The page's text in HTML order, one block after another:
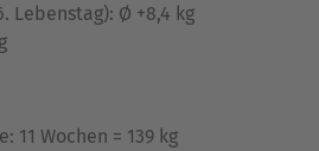
Lebenstag): Ø +8,4 kg
Wochen = 139 kg